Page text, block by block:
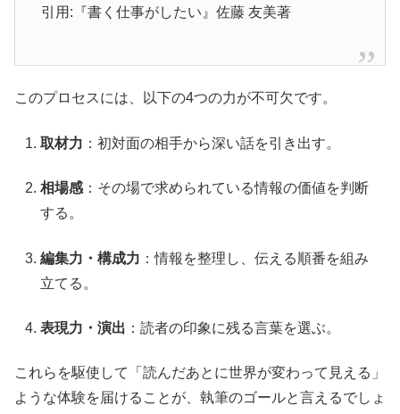
引用:『書く仕事がしたい』佐藤 友美著
このプロセスには、以下の4つの力が不可欠です。
取材力 ：初対面の相手から深い話を引き出す。
相場感 ：その場で求められている情報の価値を判断
する。
編集力・構成力 ：情報を整理し、伝える順番を組み
立てる。
表現力・演出 ：読者の印象に残る言葉を選ぶ。
これらを駆使して「読んだあとに世界が変わって見える」
ような体験を届けることが、執筆のゴールと言えるでしょ